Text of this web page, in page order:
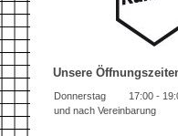
Unsere
Donnerstag 17:00-
und nach Vereinbarung